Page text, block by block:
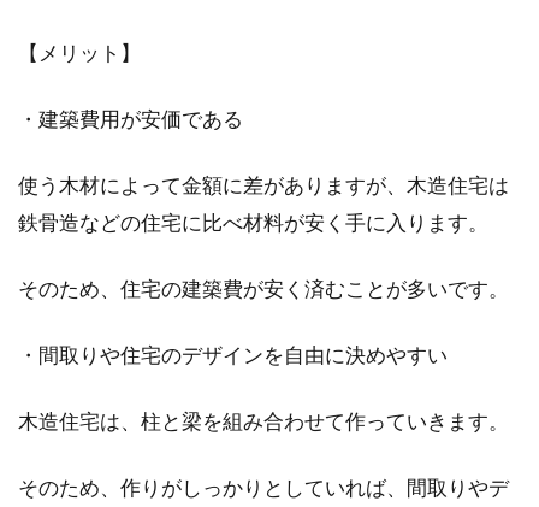
かし、都心などではなかなか思うような広さの
性におすすめのレイアウト
一人暮らしをしている方の中には、今住んでい
越しを考え...
【メリット】
・建築費用が安価である
使う木材によって金額に差がありますが、木造住宅は
鉄骨造などの住宅に比べ材料が安く手に入ります。
そのため、住宅の建築費が安く済むことが多いです。
・間取りや住宅のデザインを自由に決めやすい
木造住宅は、柱と梁を組み合わせて作っていきます。
そのため、作りがしっかりとしていれば、間取りやデ